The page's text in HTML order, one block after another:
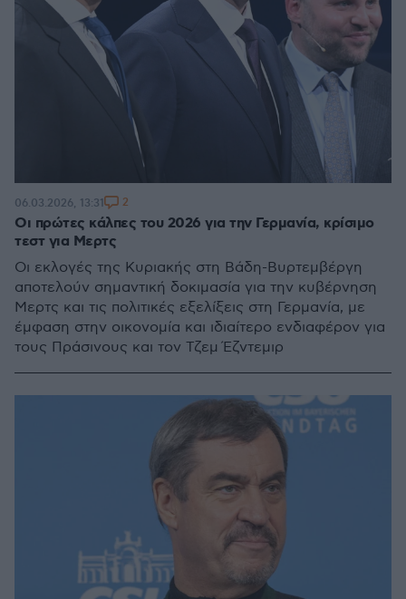
Οι πρώτες κάλπες του 2026 για την Γερμανία, κρίσιμο
τεστ για Μερτς
Οι εκλογές της Κυριακής στη Βάδη-Βυρτεμβέργη
αποτελούν σημαντική δοκιμασία για την κυβέρνηση
Μερτς και τις πολιτικές εξελίξεις στη Γερμανία, με
έμφαση στην οικονομία και ιδιαίτερο ενδιαφέρον για
τους Πράσινους και τον Τζεμ Έζντεμιρ
06.03.2026, 13:31 2